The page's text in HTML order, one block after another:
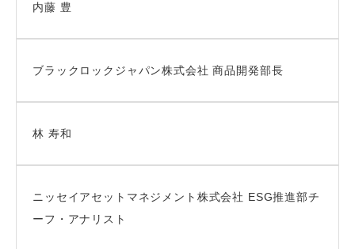
内藤 豊
ブラックロックジャパン株式会社 商品開発部長
林 寿和
ニッセイアセットマネジメント株式会社 ESG推進部チ
ーフ・アナリスト